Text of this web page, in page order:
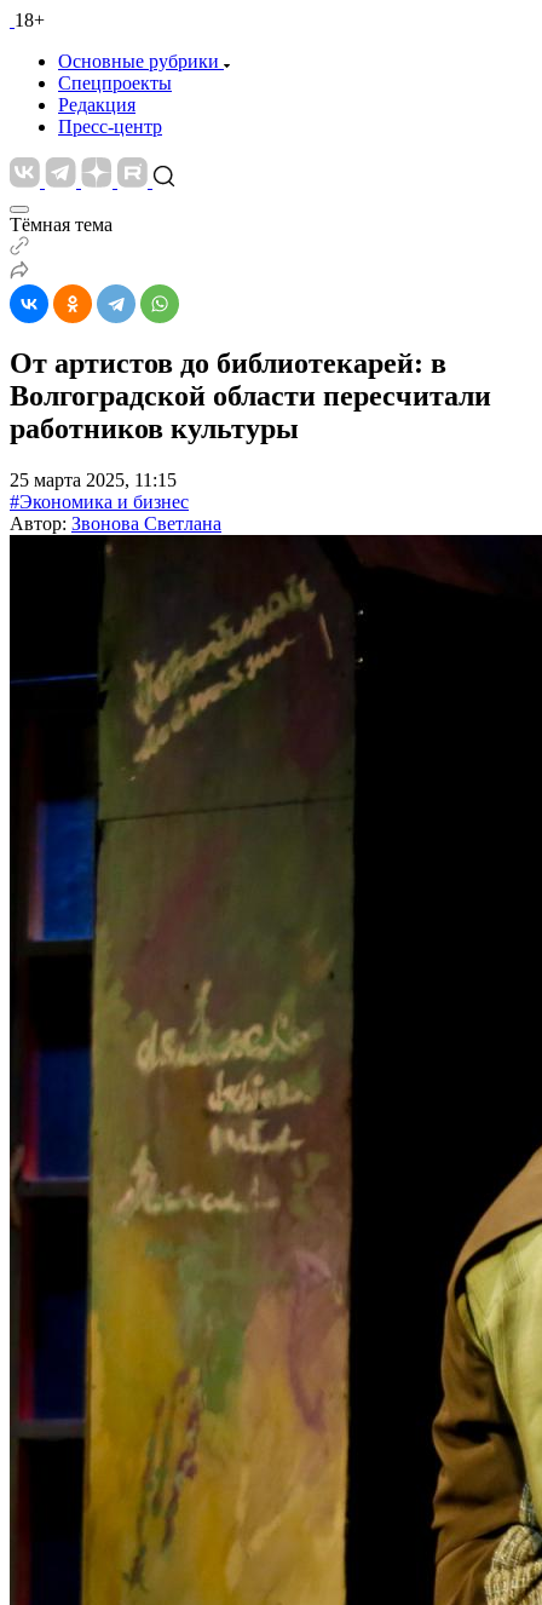
18+
Основные рубрики
Спецпроекты
Редакция
Пресс-центр
Тёмная тема
От артистов до библиотекарей: в
Волгоградской области пересчитали
работников культуры
25 марта 2025, 11:15
#Экономика и бизнес
Автор: Звонова Светлана